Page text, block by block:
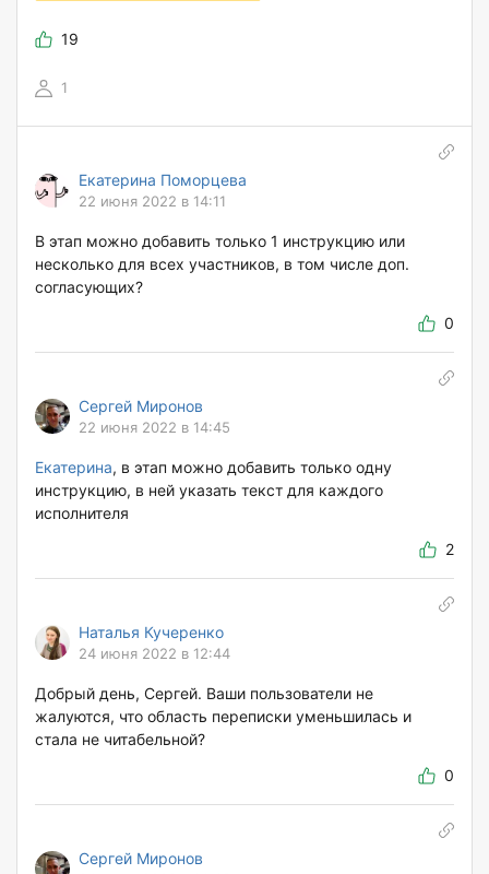
19
1
Екатерина Поморцева
22 июня 2022 в 14:11
В этап можно добавить только 1 инструкцию или
несколько для всех участников, в том числе доп.
согласующих?
0
Сергей Миронов
22 июня 2022 в 14:45
Екатерина, в этап можно добавить только одну
инструкцию, в ней указать текст для каждого
исполнителя
2
Наталья Кучеренко
24 июня 2022 в 12:44
Добрый день, Сергей. Ваши пользователи не
жалуются, что область переписки уменьшилась и
стала не читабельной?
0
Сергей Миронов